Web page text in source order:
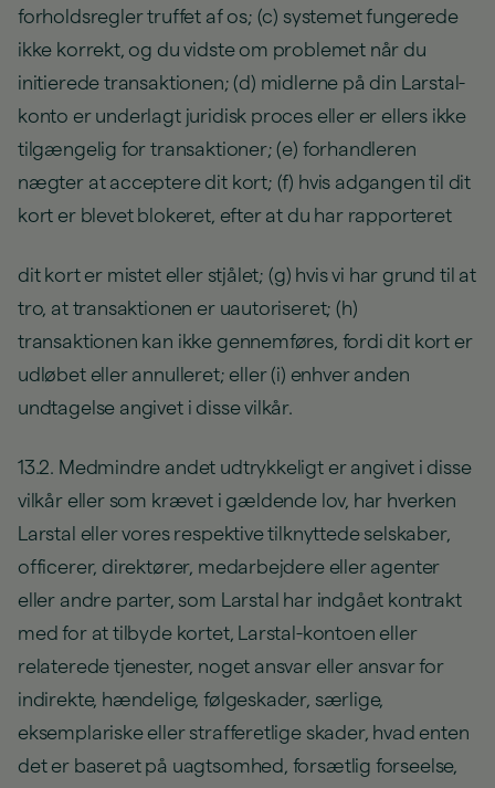
forholdsregler truffet af os; (c) systemet fungerede
ikke korrekt, og du vidste om problemet når du
initierede transaktionen; (d) midlerne på din Larstal-
konto er underlagt juridisk proces eller er ellers ikke
tilgængelig for transaktioner; (e) forhandleren
nægter at acceptere dit kort; (f) hvis adgangen til dit
kort er blevet blokeret, efter at du har rapporteret
dit kort er mistet eller stjålet; (g) hvis vi har grund til at
tro, at transaktionen er uautoriseret; (h)
transaktionen kan ikke gennemføres, fordi dit kort er
udløbet eller annulleret; eller (i) enhver anden
undtagelse angivet i disse vilkår.
13.2. Medmindre andet udtrykkeligt er angivet i disse
vilkår eller som krævet i gældende lov, har hverken
Larstal eller vores respektive tilknyttede selskaber,
officerer, direktører, medarbejdere eller agenter
eller andre parter, som Larstal har indgået kontrakt
med for at tilbyde kortet, Larstal-kontoen eller
relaterede tjenester, noget ansvar eller ansvar for
indirekte, hændelige, følgeskader, særlige,
eksemplariske eller strafferetlige skader, hvad enten
det er baseret på uagtsomhed, forsætlig forseelse,